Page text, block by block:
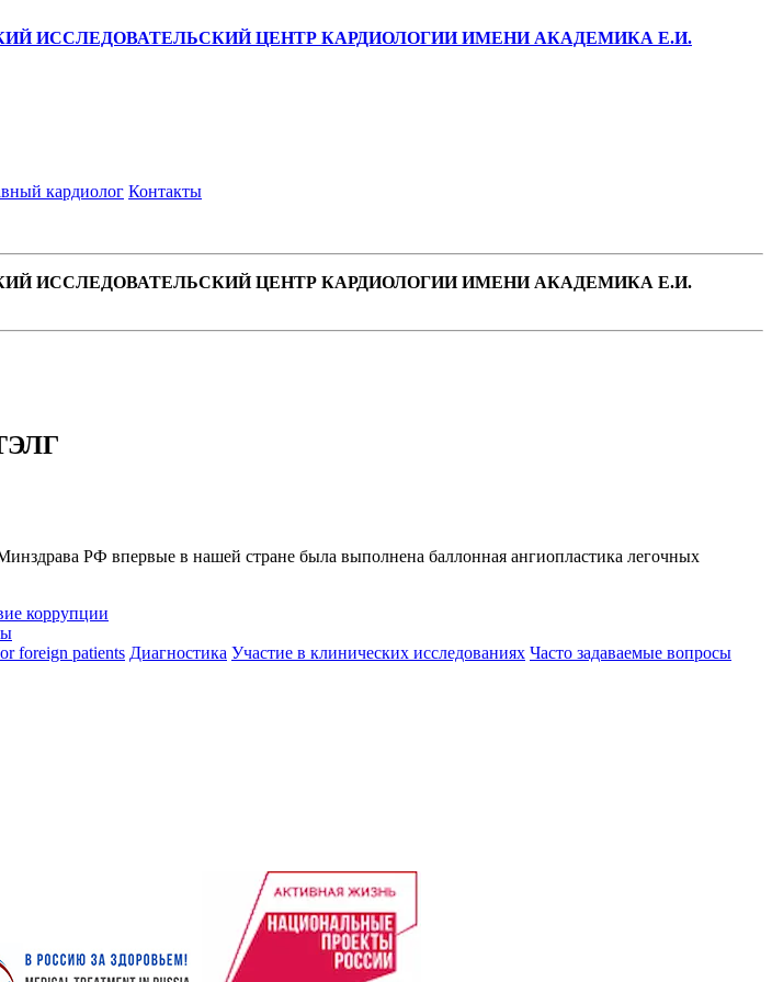
ИССЛЕДОВАТЕЛЬСКИЙ ЦЕНТР КАРДИОЛОГИИ ИМЕНИ АКАДЕМИКА Е.И.
кардиолог Контакты
ИССЛЕДОВАТЕЛЬСКИЙ ЦЕНТР КАРДИОЛОГИИ ИМЕНИ АКАДЕМИКА Е.И.
РФ впервые в нашей стране была выполнена баллонная ангиопластика легочных
коррупции
foreign patients Диагностика Участие в клинических исследованиях Часто задаваемые вопросы